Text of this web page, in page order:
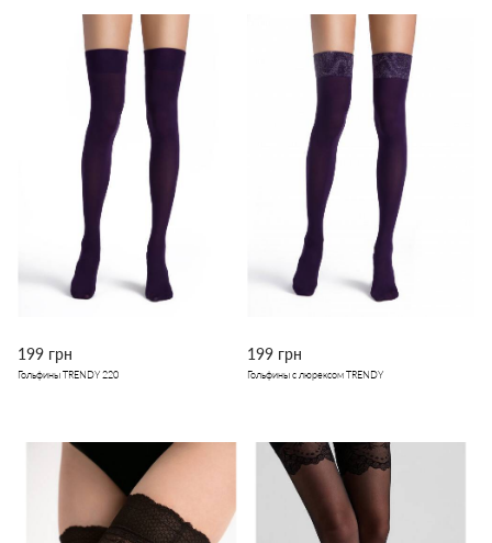
199 грн
Гольфины TRENDY 220
199 грн
Гольфины с люрексом TRENDY